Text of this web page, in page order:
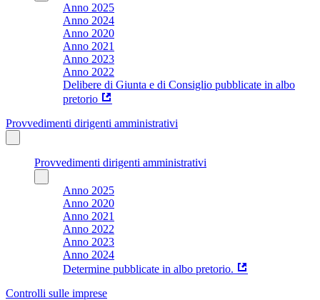
Anno 2025
Anno 2024
Anno 2020
Anno 2021
Anno 2023
Anno 2022
Delibere di Giunta e di Consiglio pubblicate in albo
pretorio
Provvedimenti dirigenti amministrativi
Provvedimenti dirigenti amministrativi
Anno 2025
Anno 2020
Anno 2021
Anno 2022
Anno 2023
Anno 2024
Determine pubblicate in albo pretorio.
Controlli sulle imprese